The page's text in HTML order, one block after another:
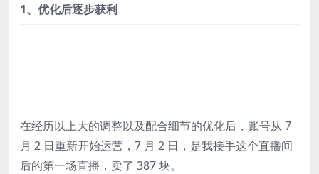
1、优化后逐步获利
在经历以上大的调整以及配合细节的优化后，账号从 7
月 2 日重新开始运营，7 月 2 日，是我接手这个直播间
后的第一场直播，卖了 387 块。